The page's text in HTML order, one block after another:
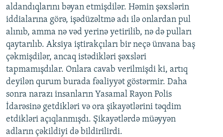
aldandıqlarını bəyan etmişdilər. Həmin şəxslərin
iddialarına görə, işədüzəltmə adı ilə onlardan pul
alınıb, amma nə vəd yerinə yetirilib, nə də pulları
qaytarılıb. Aksiya iştirakçıları bir neçə ünvana baş
çəkmişdilər, ancaq istədikləri şəxsləri
tapmamışdılar. Onlara cavab verilmişdi ki, artıq
deyilən qurum burada fəaliyyət göstərmir. Daha
sonra narazı insanların Yasamal Rayon Polis
İdarəsinə getdikləri və ora şikayətlərini təqdim
etdikləri açıqlanmışdı. Şikayətlərdə müəyyən
adların çəkildiyi də bildirilirdi.